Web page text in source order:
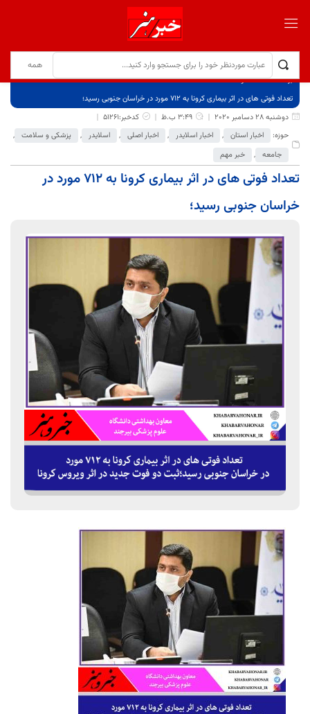
برگ نخست
نوشته‌ها
تعداد فوتی های در اثر بیماری کرونا به 712 مورد در خراسان جنوبی رسید؛
دوشنبه 28 دسامبر 2020
3:49 ب.ظ
کدخبر:51261
حوزه:
اخبار استان , اخبار اسلایدر , اخبار اصلی , اسلایدر , پزشکی و سلامت ,
جامعه , خبر مهم
تعداد فوتی های در اثر بیماری کرونا به 712 مورد در
خراسان جنوبی رسید؛